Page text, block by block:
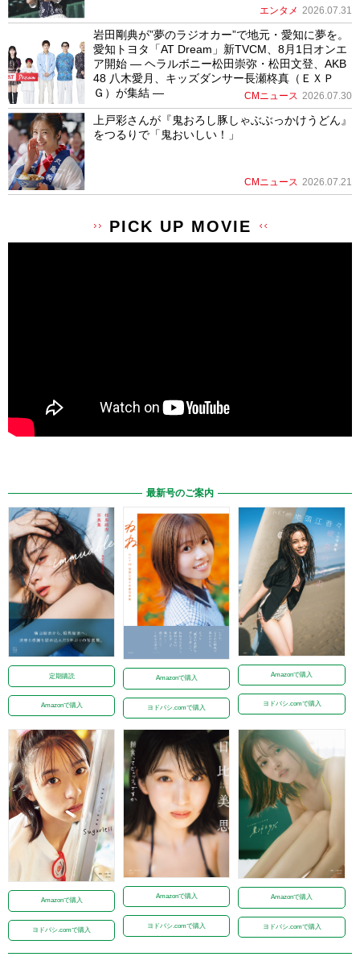
エンタメ 2026.07.31
岩田剛典が”夢のラジオカー”で地元・愛知に夢を。
愛知トヨタ「AT Dream」新TVCM、8月1日オンエ
ア開始 ― ヘラルボニー松田崇弥・松田文登、AKB
48 八木愛月、キッズダンサー長瀬柊真（ＥＸＰ
Ｇ）が集結 ―
CMニュース 2026.07.30
上戸彩さんが『鬼おろし豚しゃぶぶっかけうどん』
をつるりで「鬼おいしい！」
CMニュース 2026.07.21
PICK UP MOVIE
最新号のご案内
定期購読
Amazonで購入
Amazonで購入
ヨドバシ.comで購入
Amazonで購入
ヨドバシ.comで購入
Amazonで購入
ヨドバシ.comで購入
Amazonで購入
ヨドバシ.comで購入
Amazonで購入
ヨドバシ.comで購入